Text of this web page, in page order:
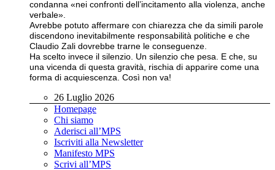
condanna «nei confronti dell’incitamento alla violenza, anche
verbale».
Avrebbe potuto affermare con chiarezza che da simili parole
discendono inevitabilmente responsabilità politiche e che
Claudio Zali dovrebbe trarne le conseguenze.
Ha scelto invece il silenzio. Un silenzio che pesa. E che, su
una vicenda di questa gravità, rischia di apparire come una
forma di acquiescenza. Così non va!
26 Luglio 2026
Homepage
Chi siamo
Aderisci all’MPS
Iscriviti alla Newsletter
Manifesto MPS
Scrivi all’MPS